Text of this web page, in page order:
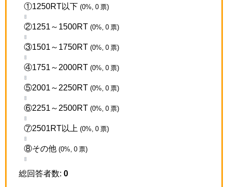
①1250RT以下 (0%, 0 票)
②1251～1500RT (0%, 0 票)
③1501～1750RT (0%, 0 票)
④1751～2000RT (0%, 0 票)
⑤2001～2250RT (0%, 0 票)
⑥2251～2500RT (0%, 0 票)
⑦2501RT以上 (0%, 0 票)
⑧その他 (0%, 0 票)
総回答者数: 0